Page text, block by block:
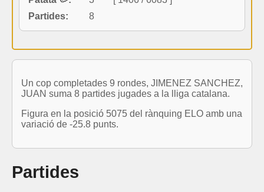
Partides:
8
Un cop completades 9 rondes, JIMENEZ SANCHEZ,
JUAN suma 8 partides jugades a la lliga catalana.
Figura en la posició 5075 del rànquing ELO amb una
variació de -25.8 punts.
Partides